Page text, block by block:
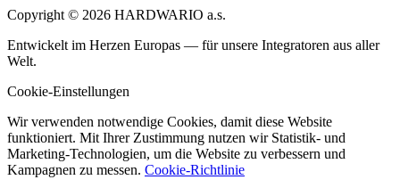
Copyright © 2026 HARDWARIO a.s.
Entwickelt im Herzen Europas — für unsere Integratoren aus aller
Welt.
Cookie-Einstellungen
Wir verwenden notwendige Cookies, damit diese Website
funktioniert. Mit Ihrer Zustimmung nutzen wir Statistik- und
Marketing-Technologien, um die Website zu verbessern und
Kampagnen zu messen. Cookie-Richtlinie